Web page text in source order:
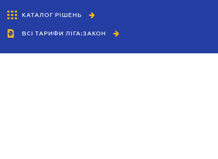
КАТАЛОГ РІШЕНЬ
ВСІ ТАРИФИ ЛІГА:ЗАКОН